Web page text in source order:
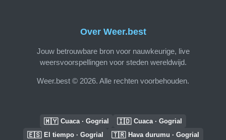
Over Weer.best
Jouw betrouwbare bron voor nauwkeurige, live
weersvoorspellingen voor steden wereldwijd.
Weer.best © 2026. Alle rechten voorbehouden.
🇲🇾 Cuaca · Gogrial 🇮🇩 Cuaca · Gogrial
🇪🇸 El tiempo · Gogrial 🇹🇷 Hava durumu · Gogrial